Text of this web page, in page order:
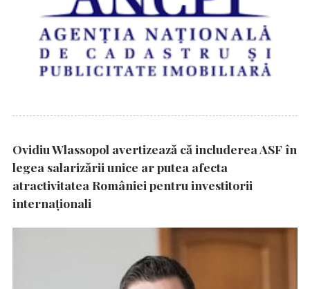
Ovidiu Wlassopol avertizează că includerea ASF în
legea salarizării unice ar putea afecta
atractivitatea României pentru investitorii
internaționali